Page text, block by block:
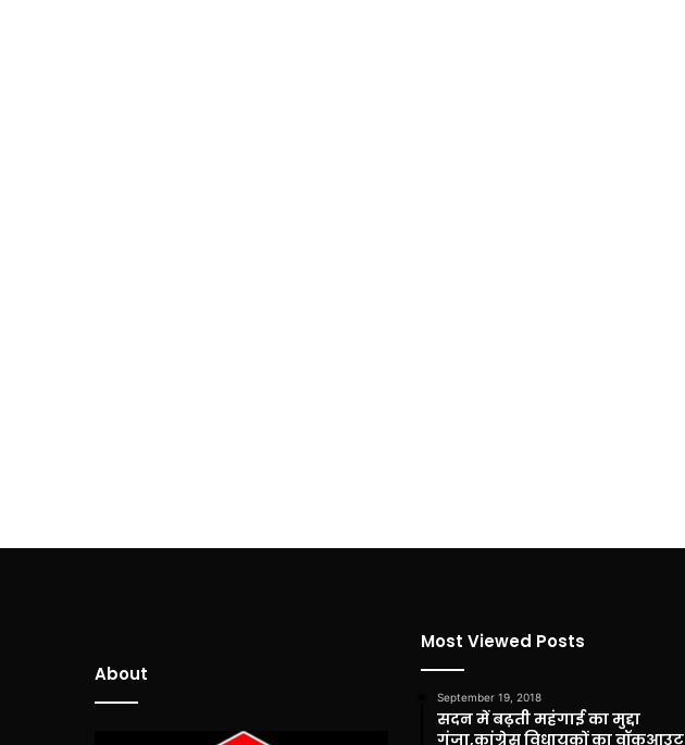
About
Most Viewed Posts
September 19, 2018
सदन में बढ़ती महंगाई का मुद्दा
गूंजा,कांग्रेस विधायकों का वॉकआउट